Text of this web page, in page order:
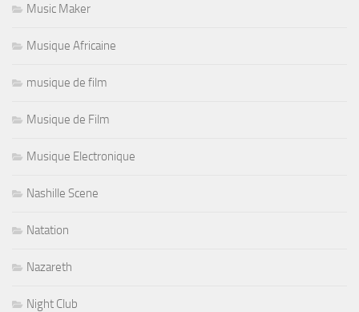
Music Maker
Musique Africaine
musique de film
Musique de Film
Musique Electronique
Nashille Scene
Natation
Nazareth
Night Club